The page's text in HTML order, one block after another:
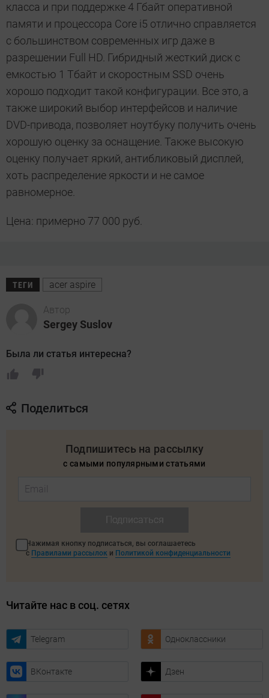
класса и при поддержке 4 Гбайт оперативной
памяти и процессора Core i5 отлично справляется
с большинством современных игр даже в
разрешении Full HD. Гибридный жесткий диск с
емкостью 1 Тбайт и скоростным SSD очень
хорошо подходит такой конфигурации. Все это, а
также широкий выбор интерфейсов и наличие
DVD-привода, позволяет ноутбуку получить очень
хорошую оценку за оснащение. Также высокую
оценку получает яркий, антибликовый дисплей,
хоть распределение яркости и не самое
равномерное.
Цена: примерно 77 000 руб.
ТЕГИ acer aspire
Автор
Sergey Suslov
Была ли статья интересна?
Поделиться
Подпишитесь на рассылку
с самыми популярными статьями
Нажимая кнопку подписаться, вы соглашаетесь
с Правилами рассылок и Политикой конфиденциальности
Читайте нас в соц. сетях
Telegram Одноклассники
ВКонтакте Дзен